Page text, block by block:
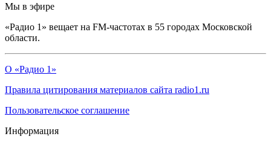
Мы в эфире
«Радио 1» вещает на FM-частотах в 55 городах Московской
области.
О «Радио 1»
Правила цитирования материалов сайта radio1.ru
Пользовательское соглашение
Информация